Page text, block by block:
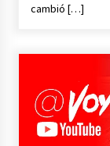
cambió […]